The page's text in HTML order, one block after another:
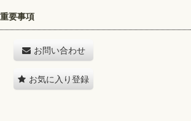
要事項
お問い合わせ
お気に入り登録